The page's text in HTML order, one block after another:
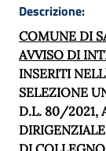
Descrizione:
COMUNE DI
AVVISO DI
INSERITI
SELEZIONE
D.L. 80/2021,